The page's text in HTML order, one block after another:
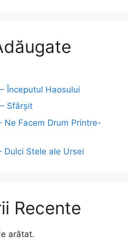
Începutul Haosului
Sfârșit
Ne Facem Drum Printre-
Dulci Stele ale Ursei
Recente
arătat.